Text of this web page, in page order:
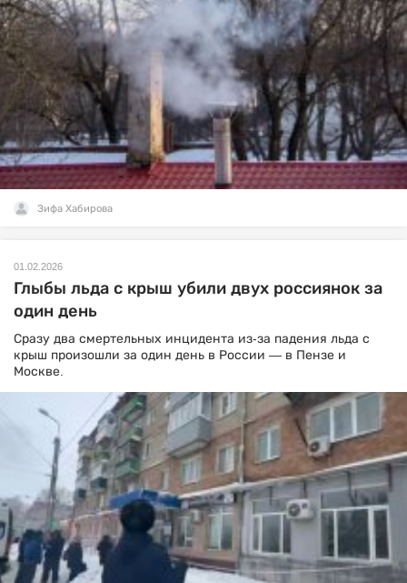
Зифа Хабирова
01.02.2026
Глыбы льда с крыш убили двух россиянок за
один день
Сразу два смертельных инцидента из-за падения льда с
крыш произошли за один день в России — в Пензе и
Москве.